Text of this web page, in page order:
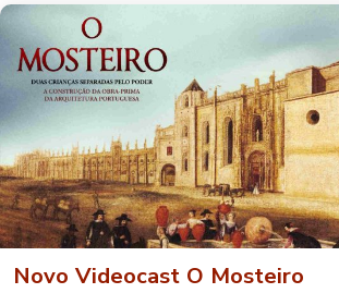
Novo Videocast O Mosteiro